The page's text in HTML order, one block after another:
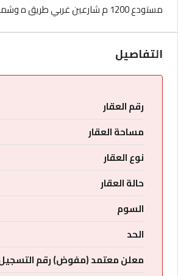
مستودع 1200 م شارعين غربي طريق ه وشمالي 10 م
التفاصيل
رقم العقار
مساحة العقار
نوع العقار
حالة العقار
السوم
الحد
معلن معتمد (مفوض) رقم